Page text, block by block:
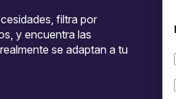
filtra por
y encuentra las
se adaptan a tu